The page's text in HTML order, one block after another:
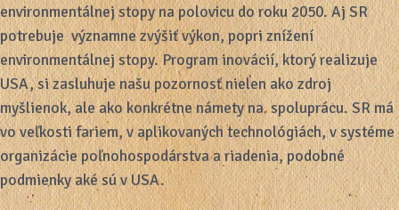
environmentálnej stopy na polovicu do roku 2050. Aj SR
potrebuje významne zvýšiť výkon, popri znížení
environmentálnej stopy. Program inovácií, ktorý realizuje
USA, si zasluhuje našu pozornosť nielen ako zdroj
myšlienok, ale ako konkrétne námety na spoluprácu. SR má
vo veľkosti fariem, v aplikovaných technológiách, v systéme
organizácie poľnohospodárstva a riadenia, podobné
podmienky aké sú v USA.